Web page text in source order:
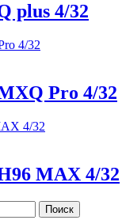
plus 4/32
Pro 4/32
MAX 4/32
Поиск